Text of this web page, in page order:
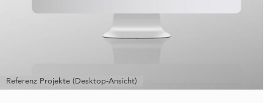
Referenz Projekte (Desktop-Ansicht)